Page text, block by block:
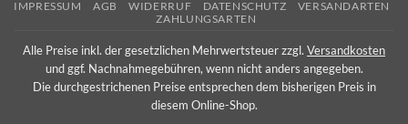
IMPRESSUM AGB WIDERRUF DATENSCHUTZ
VERSANDARTEN
ZAHLUNGSARTEN
Alle Preise inkl. der gesetzlichen Mehrwertsteuer zzgl. Versandkosten
und ggf. Nachnahmegebühren, wenn nicht anders angegeben.
Die durchgestrichenen Preise entsprechen dem bisherigen Preis in
diesem Online-Shop.